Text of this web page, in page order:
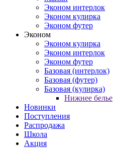
Эконом интерлок
Эконом кулирка
Эконом футер
Эконом
Эконом кулирка
Эконом интерлок
Эконом футер
Базовая (интерлок)
Базовая (футер)
Базовая (кулирка)
Нижнее белье
Новинки
Поступления
Распродажа
Школа
Акция